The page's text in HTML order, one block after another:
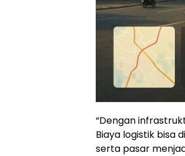
“Dengan
Biaya logistik bisa
serta pasar